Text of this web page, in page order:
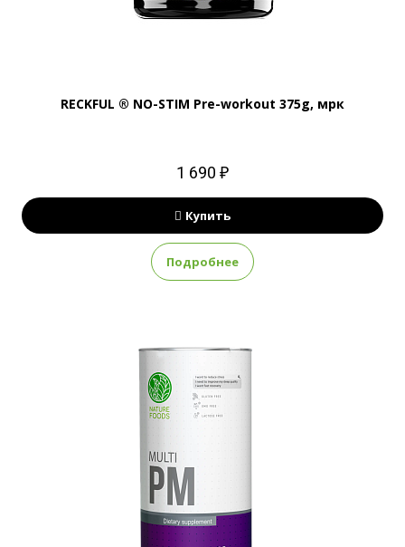
RECKFUL ® NO-STIM Pre-workout 375g, мрк
1 690 ₽
Купить
Подробнее